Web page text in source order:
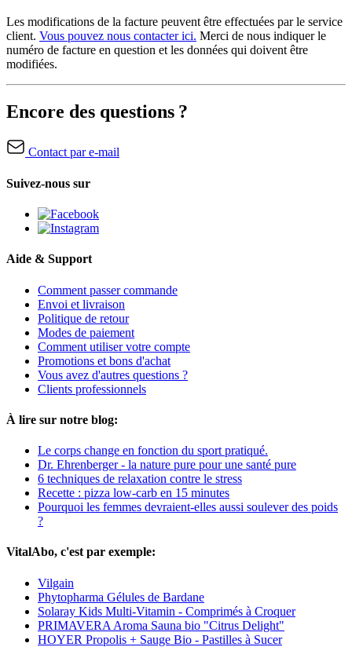
Les modifications de la facture peuvent être effectuées par le service
client. Vous pouvez nous contacter ici. Merci de nous indiquer le
numéro de facture en question et les données qui doivent être
modifiées.
Encore des questions ?
Contact par e-mail
Suivez-nous sur
Aide & Support
Comment passer commande
Envoi et livraison
Politique de retour
Modes de paiement
Comment utiliser votre compte
Promotions et bons d'achat
Vous avez d'autres questions ?
Clients professionnels
À lire sur notre blog:
Le corps change en fonction du sport pratiqué.
Dr. Ehrenberger - la nature pure pour une santé pure
6 techniques de relaxation contre le stress
Recette : pizza low-carb en 15 minutes
Pourquoi les femmes devraient-elles aussi soulever des poids
?
VitalAbo, c'est par exemple:
Vilgain
Phytopharma Gélules de Bardane
Solaray Kids Multi-Vitamin - Comprimés à Croquer
PRIMAVERA Aroma Sauna bio "Citrus Delight"
HOYER Propolis + Sauge Bio - Pastilles à Sucer